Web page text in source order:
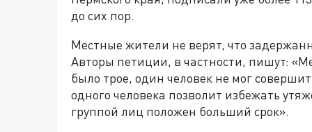
до сих пор.
Местные жители не верят, что
Авторы петиции, в частности, пишут:
было трое, один человек не мог
одного человека позволит избежать
группой лиц положен больший срок».